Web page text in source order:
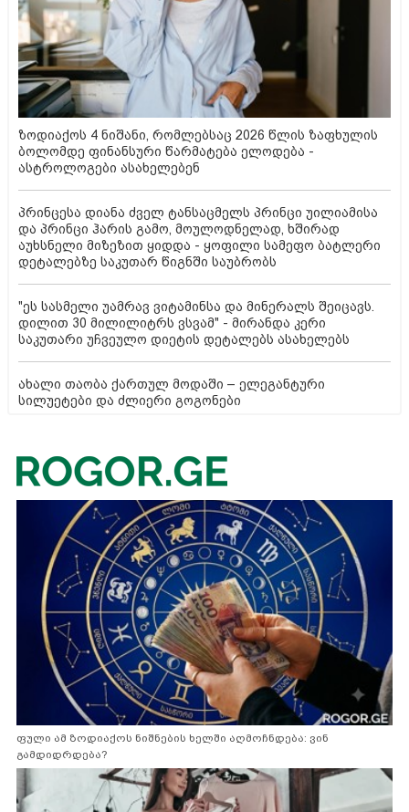
ზოდიაქოს 4 ნიშანი, რომლებსაც 2026 წლის ზაფხულის
ბოლომდე ფინანსური წარმატება ელოდება -
ასტროლოგები ასახელებენ
პრინცესა დიანა ძველ ტანსაცმელს პრინცი უილიამისა
და პრინცი ჰარის გამო, მოულოდნელად, ხშირად
აუხსნელი მიზეზით ყიდდა - ყოფილი სამეფო ბატლერი
დეტალებზე საკუთარ წიგნში საუბრობს
"ეს სასმელი უამრავ ვიტამინსა და მინერალს შეიცავს.
დილით 30 მილილიტრს ვსვამ" - მირანდა კერი
საკუთარი უჩვეულო დიეტის დეტალებს ასახელებს
ახალი თაობა ქართულ მოდაში – ელეგანტური
სილუეტები და ძლიერი გოგონები
ფული ამ ზოდიაქოს ნიშნების ხელში აღმოჩნდება: ვინ
გამდიდრდება?